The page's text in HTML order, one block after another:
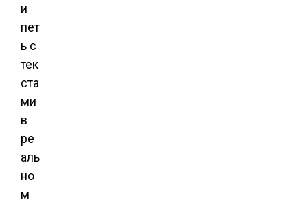
и
пет
ь с
тек
ста
ми
в
ре
аль
но
м